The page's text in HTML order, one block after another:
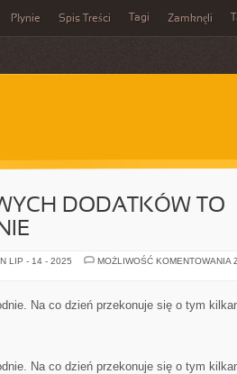
Płynie Spis Treści Tagi Zamknęli
DODATKÓW TO
LIP - 14 - 2025 MOŻLIWOŚĆ KOMENTOWANIA
Na co dzień przekonuje się o tym
Na co dzień przekonuje się o tym